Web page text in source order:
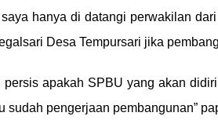
saya hanya di datangi perwakilan
Desa Tempursari jika
persis apakah SPBU yang akan
sudah pengerjaan pembangunan”